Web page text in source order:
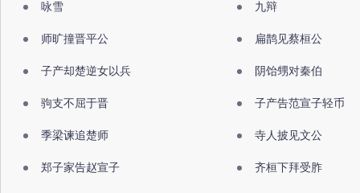
咏雪 九辩
师旷撞晋平公 扁鹊见蔡桓公
子产却楚逆女以兵 阴饴甥对秦伯
驹支不屈于晋 子产告范宣子轻币
季梁谏追楚师 寺人披见文公
郑子家告赵宣子 齐桓下拜受胙